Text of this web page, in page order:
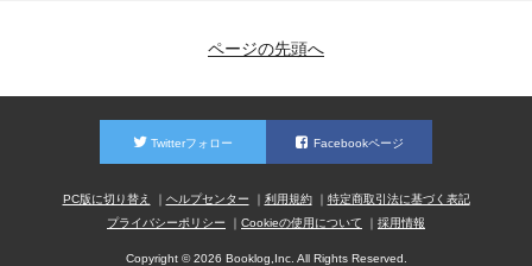
ページの先頭へ
Twitterフォロー Facebookページ
PC版に切り替え ヘルプセンター 利用規約
特定商取引法に基づく表記
プライバシーポリシー
Cookieの使用について 採用情報
Copyright © 2026 Booklog,Inc. All Rights Reserved.